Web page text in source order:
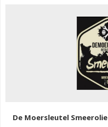
De Moersleutel Smeerolie